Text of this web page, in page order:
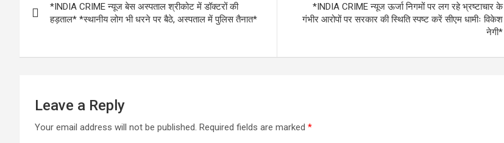
navigation
*INDIA CRIME न्यूज बेस अस्पताल श्रीकोट में डॉक्टरों की
हड़ताल* *स्थानीय लोग भी धरने पर बैठे, अस्पताल में पुलिस तैनात*
*INDIA CRIME न्यूज ऊर्जा निगमों पर लग रहे भ्रष्टाचार के
गंभीर आरोपों पर सरकार की स्थिति स्पष्ट करें सीएम धामीः विकेश
नेगी*
Leave a Reply
Your email address will not be published. Required fields are marked *